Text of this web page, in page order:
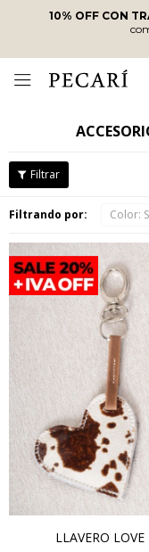
10% OFF CON

Filtrando por: Color:
LLAVERO LOVE